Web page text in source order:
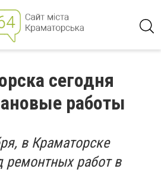
сегодня
работы
в Краматорске
ремонтных работ в